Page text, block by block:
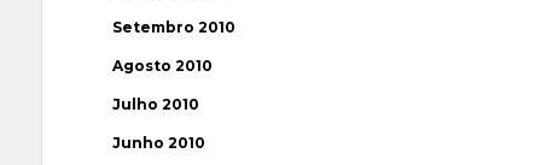
Setembro 2010
Agosto 2010
Julho 2010
Junho 2010